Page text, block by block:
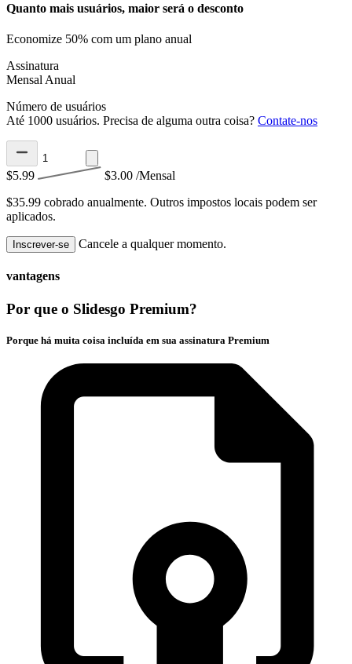
Quanto mais usuários, maior será o desconto
Economize 50% com um plano anual
Assinatura
Mensal Anual
Número de usuários
Até 1000 usuários. Precisa de alguma outra coisa? Contate-nos
$5.99 $3.00 /Mensal
$35.99 cobrado anualmente. Outros impostos locais podem ser
aplicados.
Inscrever-se Cancele a qualquer momento.
vantagens
Por que o Slidesgo Premium?
Porque há muita coisa incluída em sua assinatura Premium